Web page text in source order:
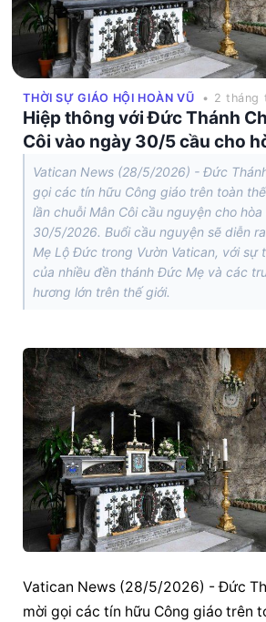
THỜI SỰ GIÁO HỘI HOÀN VŨ • 2 tháng
Hiệp thông với Đức Thánh
Côi vào ngày 30/5 cầu cho
Vatican News (28/5/2026) - Đức
gọi các tín hữu Công giáo trên toàn
lần chuỗi Mân Côi cầu nguyện cho
30/5/2026. Buổi cầu nguyện sẽ diễn
Mẹ Lộ Đức trong Vườn Vatican, với sự
của nhiều đền thánh Đức Mẹ và các
hương lớn trên thế giới.
Vatican News (28/5/2026) - Đức
mời gọi các tín hữu Công giáo trên